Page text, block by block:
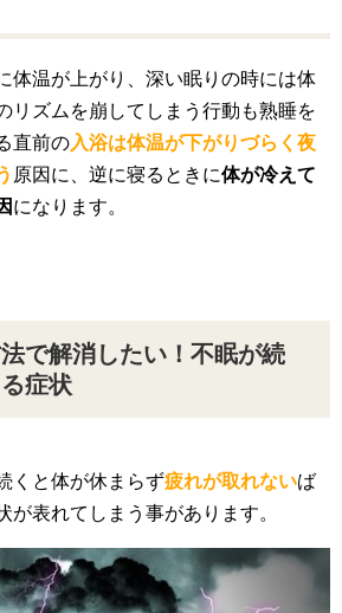
体温が上がり、深い眠りの時には体
リズムを崩してしまう行動も熟睡を
直前の入浴は体温が下がりづらく夜
原因に、逆に寝るときに体が冷えて
になります。
で解消したい！不眠が続
症状
くと体が休まらず疲れが取れないば
が表れてしまう事があります。